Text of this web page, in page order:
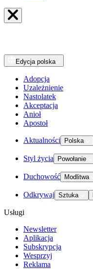
Edycja polska
Adopcja
Uzależnienie
Nastolatek
Akceptacja
Anioł
Apostoł
Aktualności Polska
Styl życia Powołanie
Duchowość Modlitwa
Odkrywaj Sztuka
Usługi
Newsletter
Aplikacja
Subskrypcja
Wesprzyj
Reklama